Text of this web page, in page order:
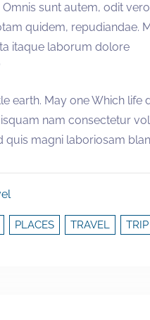
sunt autem, odit
quidem, repudiandae.
itaque laborum dolore
earth. May one Which life
nam consectetur
quis magni laboriosam
PLACES TRAVEL TRIP